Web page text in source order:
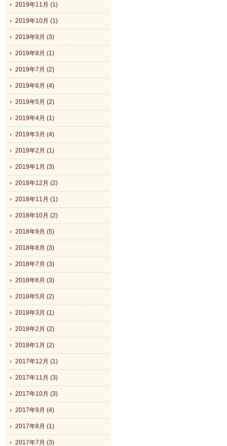
2019年11月 (1)
2019年10月 (1)
2019年9月 (3)
2019年8月 (1)
2019年7月 (2)
2019年6月 (4)
2019年5月 (2)
2019年4月 (1)
2019年3月 (4)
2019年2月 (1)
2019年1月 (3)
2018年12月 (2)
2018年11月 (1)
2018年10月 (2)
2018年9月 (5)
2018年8月 (3)
2018年7月 (3)
2018年6月 (3)
2018年5月 (2)
2018年3月 (1)
2018年2月 (2)
2018年1月 (2)
2017年12月 (1)
2017年11月 (3)
2017年10月 (3)
2017年9月 (4)
2017年8月 (1)
2017年7月 (3)